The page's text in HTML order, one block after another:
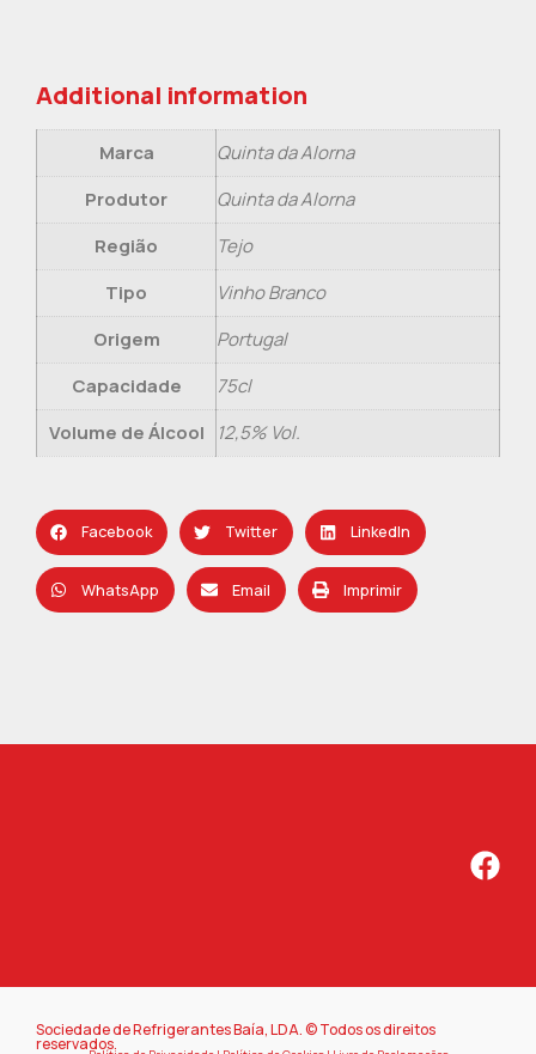
Additional information
Marca
Quinta da Alorna
Produtor
Quinta da Alorna
Região
Tejo
Tipo
Vinho Branco
Origem
Portugal
Capacidade
75cl
Volume de Álcool
12,5% Vol.
Facebook Twitter LinkedIn
WhatsApp Email Imprimir
Sociedade de Refrigerantes Baía, LDA. © Todos os direitos
reservados.